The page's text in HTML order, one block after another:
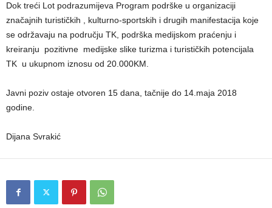
Dok treći Lot podrazumijeva Program podrške u organizaciji
značajnih turističkih , kulturno-sportskih i drugih manifestacija koje
se održavaju na području TK, podrška medijskom praćenju i
kreiranju pozitivne medijske slike turizma i turističkih potencijala
TK u ukupnom iznosu od 20.000KM.
Javni poziv ostaje otvoren 15 dana, tačnije do 14.maja 2018
godine.
Dijana Svrakić